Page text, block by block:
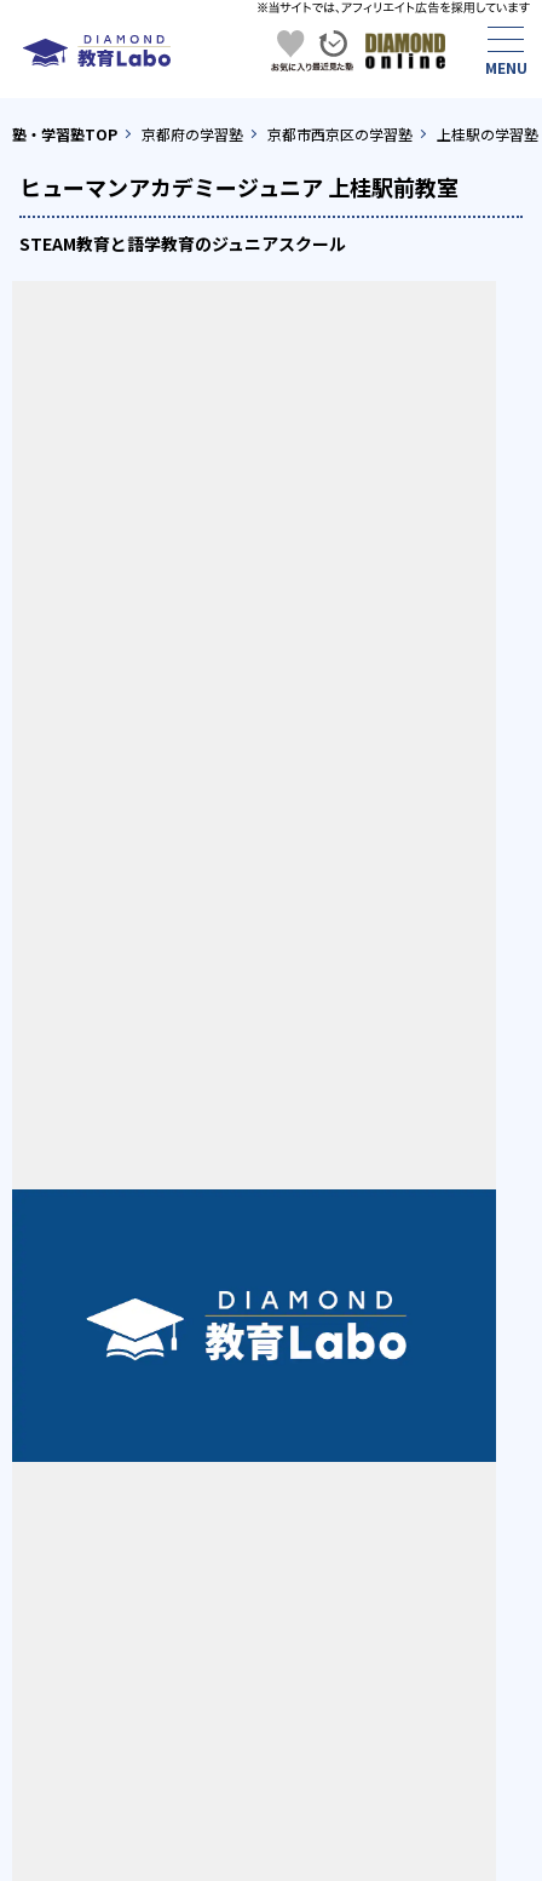
塾・学習塾TOP 京都府の学習塾 京都市西京区の学習塾 上桂駅の学習塾
ヒューマンアカデミージュニア 上桂駅前教室
STEAM教育と語学教育のジュニアスクール